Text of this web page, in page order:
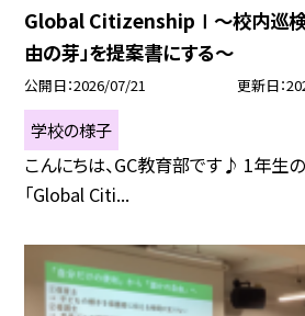
Global CitizenshipⅠ～校内巡検
由の芽」を提案書にする～
公開日 2026/07/21 更新日
学校の様子
こんにちは、GC教育部です♪ 1年生
「Global Citi...